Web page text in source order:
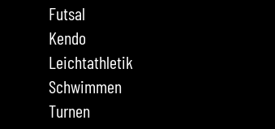
Futsal
Kendo
Leichtathletik
Schwimmen
Turnen